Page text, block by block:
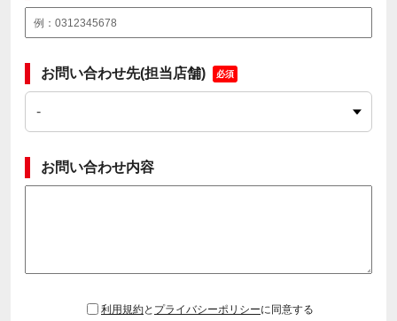
お問い合わせ先(担当店舗) 必須
お問い合わせ内容
利用規約と プライバシーポリシーに同意する